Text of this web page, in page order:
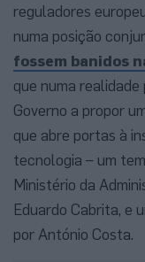
reguladores
numa posição
fossem banidos
que numa
Governo a propor
que abre portas à
tecnologia – um
Ministério da
Eduardo Cabrita, e
por António Costa.